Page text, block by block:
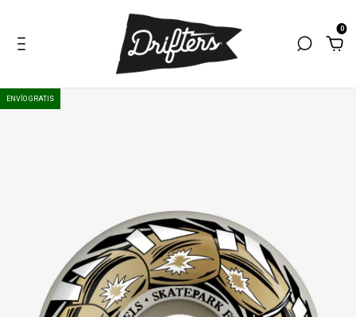
0
ENVÍO GRATIS